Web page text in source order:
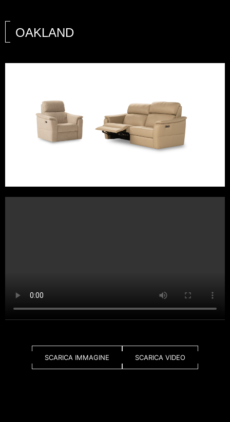
OAKLAND
SCARICA IMMAGINE SCARICA VIDEO